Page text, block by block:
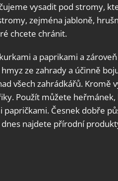
vysadit pod stromy,
zejména jabloně,
chcete chránit.
a paprikami a
ze zahrady a účinně
všech zahrádkářů. Kromě
Použít můžete
papričkami. Česnek dobře
najdete přírodní